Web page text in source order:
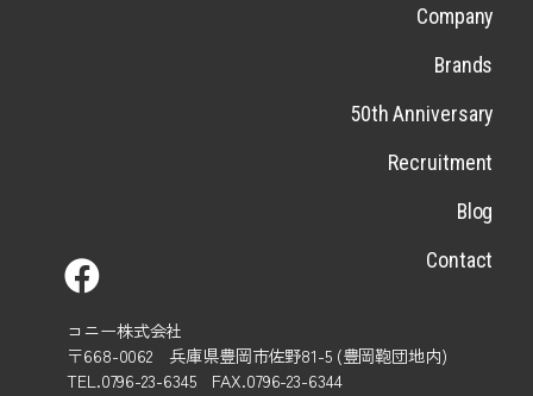
Company
Brands
50th Anniversary
Recruitment
Blog
Contact
コニー株式会社
〒668-0062 兵庫県豊岡市佐野81-5 (豊岡鞄団地内)
TEL.0796-23-6345 FAX.0796-23-6344